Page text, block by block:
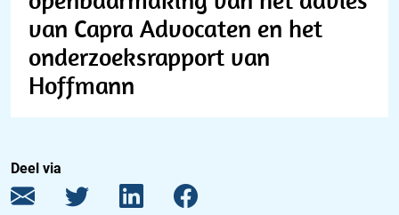
van Capra Advocaten en het
onderzoeksrapport van
Hoffmann
Deel via